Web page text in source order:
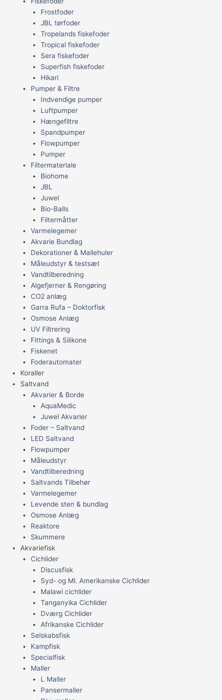
Frostfoder
JBL tørfoder
Tropelands fiskefoder
Tropical fiskefoder
Sera fiskefoder
Superfish fiskefoder
Hikari
Pumper & Filtre
Indvendige pumper
Luftpumper
Hængefiltre
Spandpumper
Flowpumper
Pumper
Filtermateriale
Biohome
JBL
Juwel
Bio-Balls
Filtermåtter
Varmelegemer
Akvarie Bundlag
Dekorationer & Mallehuler
Måleudstyr & testsæt
Vandtilberedning
Algefjerner & Rengøring
CO2 anlæg
Garra Rufa – Doktorfisk
Osmose Anlæg
UV Filtrering
Fittings & Silikone
Fiskenet
Foderautomater
Koraller
Saltvand
Akvarier & Borde
AquaMedic
Juwel Akvarier
Foder – Saltvand
LED Saltvand
Flowpumper
Måleudstyr
Vandtilberedning
Saltvands Tilbehør
Varmelegemer
Levende sten & bundlag
Osmose Anlæg
Reaktore
Skummere
Akvariefisk
Cichlider
Discusfisk
Syd- og Ml. Amerikanske Cichlider
Malawi cichlider
Tanganyika Cichlider
Dværg Cichlider
Afrikanske Cichlider
Selskabsfisk
Kampfisk
Specialfisk
Maller
L Maller
Pansermaller